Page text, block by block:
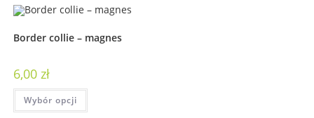
Border collie – magnes
6,00 zł
Wybór opcji